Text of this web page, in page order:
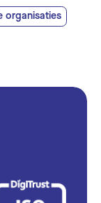
organisaties